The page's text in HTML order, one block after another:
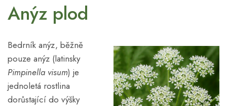
Anýz plod
Bedrník anýz, běžně
pouze anýz (latinsky
Pimpinella visum) je
jednoletá rostlina
dorůstající do výšky